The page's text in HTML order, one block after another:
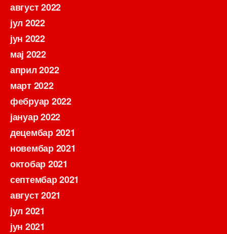
август 2022
јул 2022
јун 2022
мај 2022
април 2022
март 2022
фебруар 2022
јануар 2022
децембар 2021
новембар 2021
октобар 2021
септембар 2021
август 2021
јул 2021
јун 2021